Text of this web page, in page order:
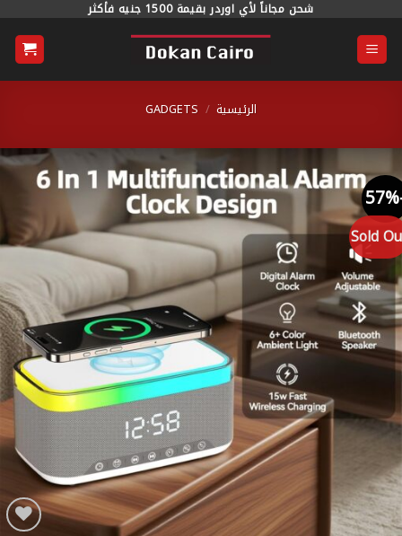
شحن مجاناً لأي اوردر بقيمة 1500 جنيه فأكثر
الرئيسية /
GADGETS
Sold